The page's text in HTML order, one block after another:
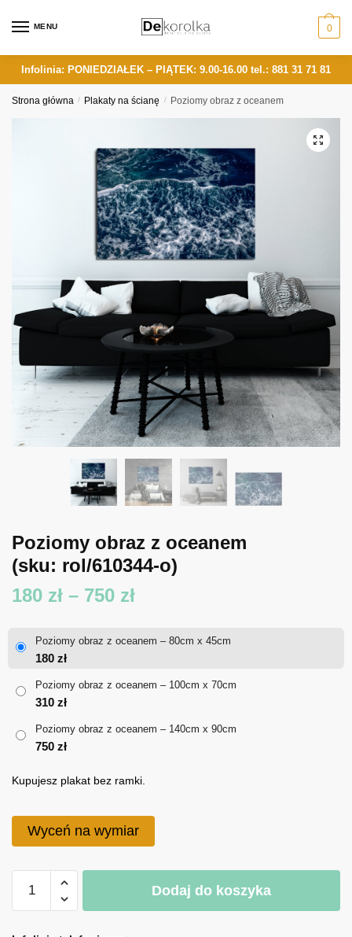
MENU 0
Infolinia: PONIEDZIAŁEK – PIĄTEK: 9.00-16.00 tel.: 881 31 71 81
Strona główna / Plakaty na ścianę / Poziomy obraz z oceanem
Poziomy obraz z oceanem
(sku: rol/610344-o)
180 zł – 750 złZakres
180 zł
Poziomy obraz z oceanem – 80cm x 45cm
180 zł
Poziomy obraz z oceanem – 100cm x 70cm
310 zł
Poziomy obraz z oceanem – 140cm x 90cm
750 zł
Kupujesz plakat bez ramki.
Wyceń na wymiar
Poziomy
Dodaj do koszyka